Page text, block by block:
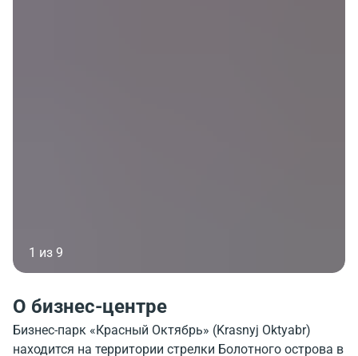
1 из 9
О бизнес-центре
Бизнес-парк «Красный Октябрь» (Krasnyj Oktyabr)
находится на территории стрелки Болотного острова в